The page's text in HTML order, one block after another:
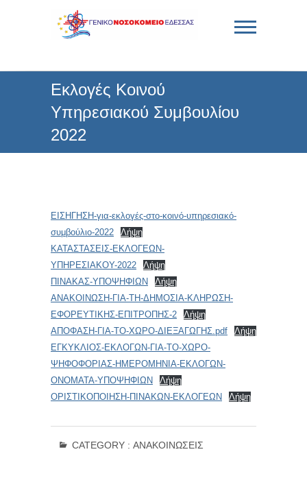
Γενικό Νοσοκομείο
Έδεσσας
Εκλογές Κοινού
Υπηρεσιακού Συμβουλίου
2022
ΕΙΣΗΓΗΣΗ-για-εκλογές-στο-κοινό-υπηρεσιακό-
συμβούλιο-2022
Λήψη
ΚΑΤΑΣΤΑΣΕΙΣ-ΕΚΛΟΓΕΩΝ-
ΥΠΗΡΕΣΙΑΚΟΥ-2022
Λήψη
ΠΙΝΑΚΑΣ-ΥΠΟΨΗΦΙΩΝ
Λήψη
ΑΝΑΚΟΙΝΩΣΗ-ΓΙΑ-ΤΗ-ΔΗΜΟΣΙΑ-ΚΛΗΡΩΣΗ-
ΕΦΟΡΕΥΤΙΚΗΣ-ΕΠΙΤΡΟΠΗΣ-2
Λήψη
ΑΠΟΦΑΣΗ-ΓΙΑ-ΤΟ-ΧΩΡΟ-ΔΙΕΞΑΓΩΓΗΣ.pdf
Λήψη
ΕΓΚΥΚΛΙΟΣ-ΕΚΛΟΓΩΝ-ΓΙΑ-ΤΟ-ΧΩΡΟ-
ΨΗΦΟΦΟΡΙΑΣ-ΗΜΕΡΟΜΗΝΙΑ-ΕΚΛΟΓΩΝ-
ΟΝΟΜΑΤΑ-ΥΠΟΨΗΦΙΩΝ
Λήψη
ΟΡΙΣΤΙΚΟΠΟΙΗΣΗ-ΠΙΝΑΚΩΝ-ΕΚΛΟΓΕΩΝ
Λήψη
CATEGORY : ΑΝΑΚΟΙΝΏΣΕΙΣ